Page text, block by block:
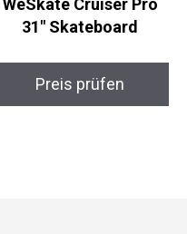
WeSkate Cruiser Pro
31″ Skateboard